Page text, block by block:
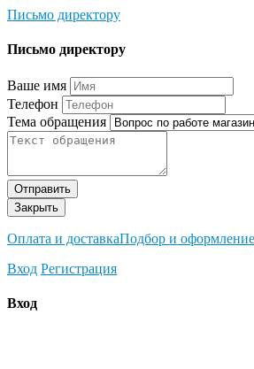
Письмо директору
Письмо директору
Ваше имя
Телефон
Тема обращения
Отправить
Закрыть
Оплата и доставкаПодбор и оформление
Вход Регистрация
Вход